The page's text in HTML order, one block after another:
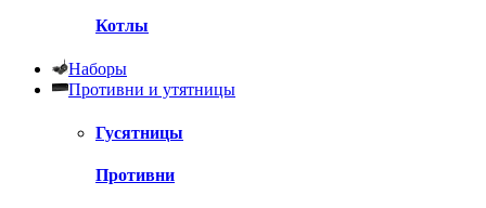
Котлы
Наборы
Противни и утятницы
Гусятницы
Противни